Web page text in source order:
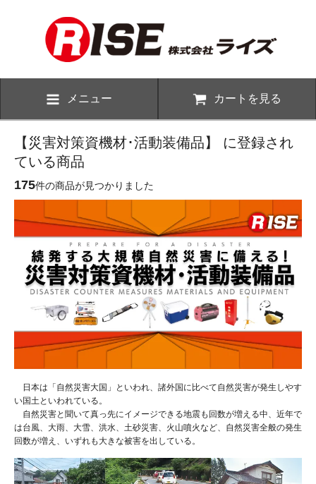
メニュー カートを見る
【災害対策資機材･活動装備品】 に登録され
ている商品
175件の商品が見つかりました
日本は「自然災害大国」といわれ、諸外国に比べて自然災害が発生しやす
い国土といわれている。
自然災害と聞いて真っ先にイメージできる地震も回数が増える中、近年で
は台風、大雨、大雪、洪水、土砂災害、火山噴火など、自然災害全般の発生
回数が増え、いずれも大きな被害を出している。